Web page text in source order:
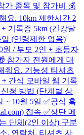
가 종목 및 참가비 💰
요. 10km 제한시간 2
기록증 5km (건강달
(연령제한 없음)
원 / 부모 2인 + 초등자
참가자 전원에게 대
줘요. 기능성 티셔츠
간식 모바일 웹 기록
청 방법 (단계별 상
~ 10월 5일 ✅공식 홈
접속 ✅상단 메
단체(2인 이상) 구분
, 연락처, 티셔츠 사